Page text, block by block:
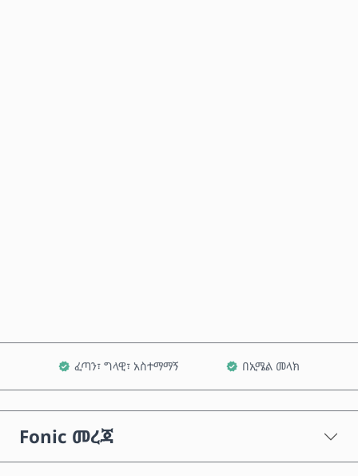
ፈጣን፣ ግላዊ፣ አስተማማኝ በኢሜል መላክ
Fonic መረጃ